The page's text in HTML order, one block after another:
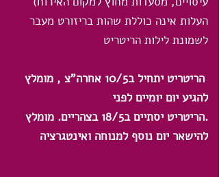
העלות אינה כוללת שהות בריזורט מעבר
לשמונת לילות הריטריט
הריטריט יתחיל ב10/5 אחרה"צ , מומלץ
להגיע יום יומיים לפני
.הריטריט יסתיים ב18/5 בצהריים. מומלץ
להישאר יום נוסף למנוחה ואינטגרציה